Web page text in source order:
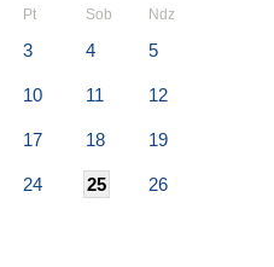
Pt Sob Ndz
3 4 5
10 11 12
17 18 19
24 25 26